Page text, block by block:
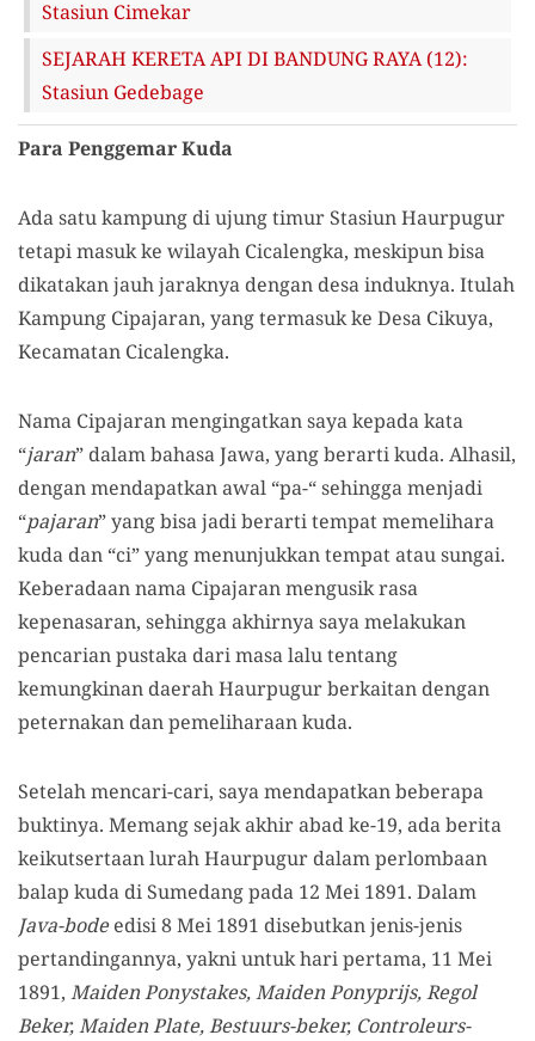
Stasiun Cimekar
SEJARAH KERETA API DI BANDUNG RAYA (12):
Stasiun Gedebage
Para Penggemar Kuda
Ada satu kampung di ujung timur Stasiun Haurpugur
tetapi masuk ke wilayah Cicalengka, meskipun bisa
dikatakan jauh jaraknya dengan desa induknya. Itulah
Kampung Cipajaran, yang termasuk ke Desa Cikuya,
Kecamatan Cicalengka.
Nama Cipajaran mengingatkan saya kepada kata
“jaran” dalam bahasa Jawa, yang berarti kuda. Alhasil,
dengan mendapatkan awal “pa-“ sehingga menjadi
“pajaran” yang bisa jadi berarti tempat memelihara
kuda dan “ci” yang menunjukkan tempat atau sungai.
Keberadaan nama Cipajaran mengusik rasa
kepenasaran, sehingga akhirnya saya melakukan
pencarian pustaka dari masa lalu tentang
kemungkinan daerah Haurpugur berkaitan dengan
peternakan dan pemeliharaan kuda.
Setelah mencari-cari, saya mendapatkan beberapa
buktinya. Memang sejak akhir abad ke-19, ada berita
keikutsertaan lurah Haurpugur dalam perlombaan
balap kuda di Sumedang pada 12 Mei 1891. Dalam
Java-bodeedisi 8 Mei 1891 disebutkan jenis-jenis
pertandingannya, yakni untuk hari pertama, 11 Mei
1891, Maiden Ponystakes, Maiden Ponyprijs, Regol
Beker, Maiden Plate, Bestuurs-beker, Controleurs-